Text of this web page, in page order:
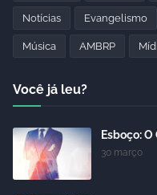
Notícias Evangelismo
Música AMBRP
Você já leu?
Esboço:
30 março